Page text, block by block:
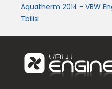
Aquatherm 2014 - VBW
Tbilisi